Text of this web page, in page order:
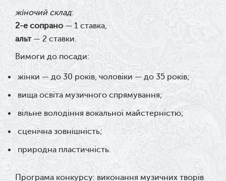
жіночий склад:
2-е сопрано— 1 ставка,
альт— 2 ставки.
Вимоги до посади:
жінки — до 30 років, чоловіки — до 35 років;
вища освіта музичного спрямування;
вільне володіння вокальної майстерністю;
сценічна зовнішність;
природна пластичність.
Програма конкурсу: виконання музичних творів